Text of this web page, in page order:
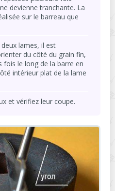
devienne tranchante. La
sur le barreau que
deux lames, il est
du côté du grain fin,
fois le long de la barre en
intérieur plat de la lame
et vérifiez leur coupe.